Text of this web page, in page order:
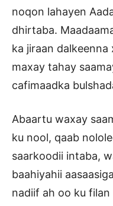
noqon lahayen
dhirtaba.
ka jiraan
maxay tahay
cafimaadka
Abaartu waxay
ku nool, qaab
saarkoodii intaba,
baahiyahii
nadiif ah oo ku